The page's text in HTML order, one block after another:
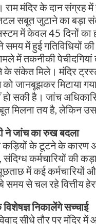
राम मंदिर के दान
सबूत जुटाने का बड़ा
में केवल 45 दिनों का
समय में हुई गतिविधियों
में तकनीकी
के संकेत मिले। मंदिर ट्रस्ट
को जानबूझकर मिटाया
हो सकी है। जांच
मिलना तय है, लेकिन
ने जांच का रुख बदला
कड़ियों के टूटने के कारण
संदिग्ध कर्मचारियों की
में कई कर्मचारियों
समय से चल रहे वित्तीय
निकालेंगे सच्चाई
सीधे तौर पर